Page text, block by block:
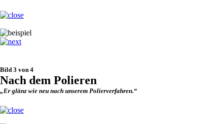
Bild 3 von 4
Nach dem Polieren
„Er glänz wie neu nach unserem Polierverfahren.“